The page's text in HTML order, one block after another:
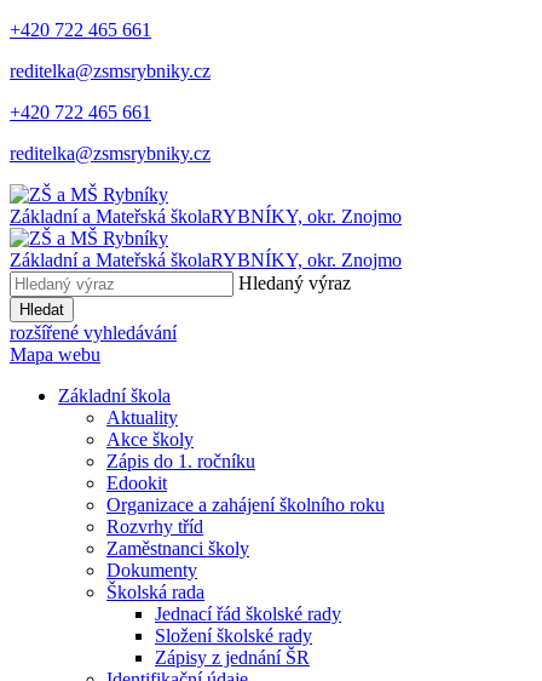
+420 722 465 661
reditelka@zsmsrybniky.cz
+420 722 465 661
reditelka@zsmsrybniky.cz
Základní a Mateřská školaRYBNÍKY, okr. Znojmo
Základní a Mateřská školaRYBNÍKY, okr. Znojmo
Hledaný výraz
Hledat
rozšířené vyhledávání
Mapa webu
Základní škola
Aktuality
Akce školy
Zápis do 1. ročníku
Edookit
Organizace a zahájení školního roku
Rozvrhy tříd
Zaměstnanci školy
Dokumenty
Školská rada
Jednací řád školské rady
Složení školské rady
Zápisy z jednání ŠR